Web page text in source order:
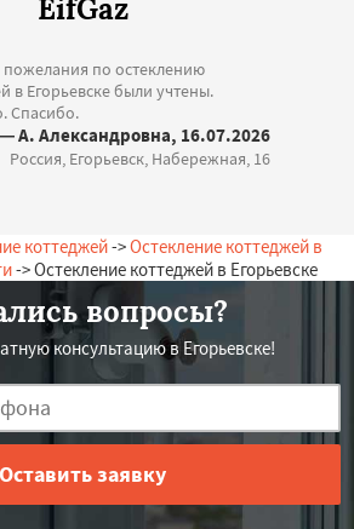
EifGaz
по остеклению
в Егорьевске были учтены.
Спасибо.
А. Александровна, 16.07.2026
Россия, Егорьевск, Набережная, 16
коттеджей->Остекление коттеджей в
-> Остекление коттеджей в Егорьевске
вопросы?
консультацию в Егорьевске!